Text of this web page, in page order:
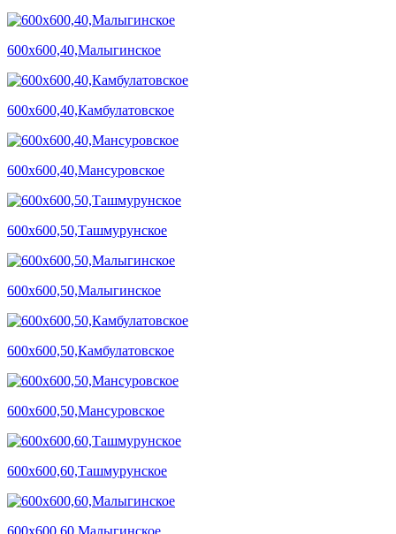
600х600,40,Малыгинское
600х600,40,Камбулатовское
600х600,40,Мансуровское
600х600,50,Ташмурунское
600х600,50,Малыгинское
600х600,50,Камбулатовское
600х600,50,Мансуровское
600х600,60,Ташмурунское
600х600,60,Малыгинское